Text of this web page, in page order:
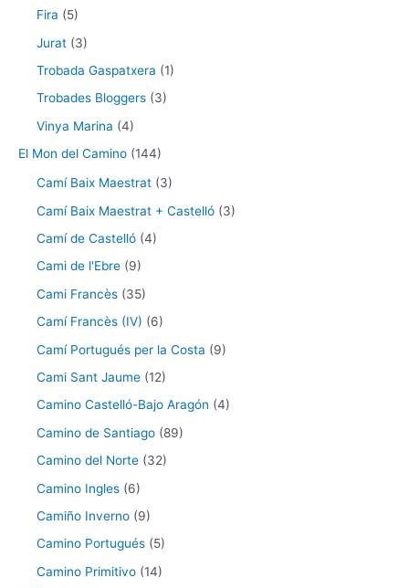
Fira (5)
Jurat (3)
Trobada Gaspatxera (1)
Trobades Bloggers (3)
Vinya Marina (4)
El Mon del Camino (144)
Camí Baix Maestrat (3)
Camí Baix Maestrat + Castelló (3)
Camí de Castelló (4)
Cami de l'Ebre (9)
Cami Francès (35)
Camí Francès (IV) (6)
Camí Portugués per la Costa (9)
Cami Sant Jaume (12)
Camino Castelló-Bajo Aragón (4)
Camino de Santiago (89)
Camino del Norte (32)
Camino Ingles (6)
Camiño Inverno (9)
Camino Portugués (5)
Camino Primitivo (14)